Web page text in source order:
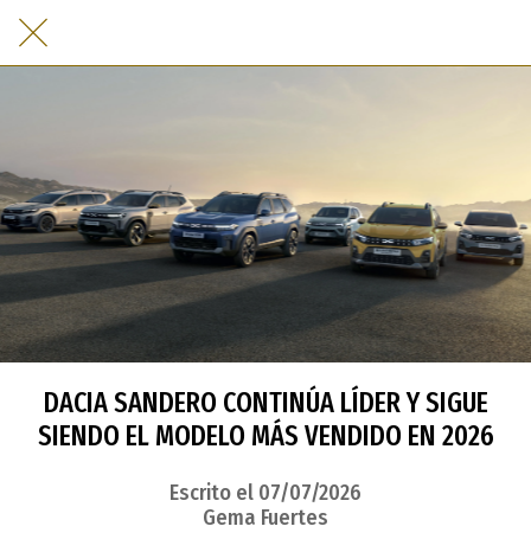
DACIA SANDERO CONTINÚA LÍDER Y SIGUE
SIENDO EL MODELO MÁS VENDIDO EN 2026
Escrito el 07/07/2026
Gema Fuertes